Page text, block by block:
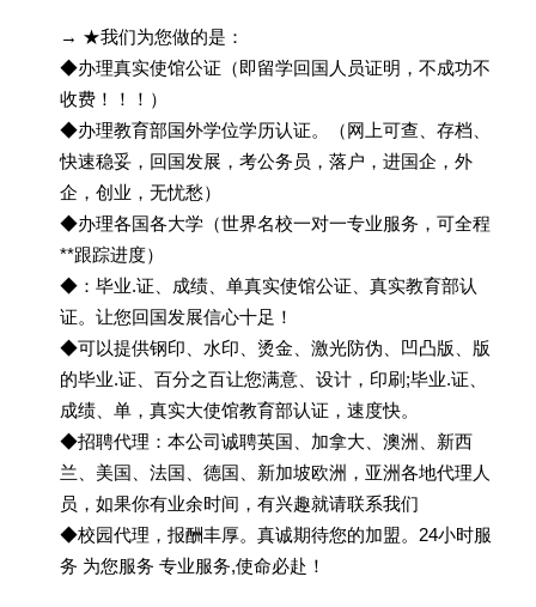
→ ★我们为您做的是：
◆办理真实使馆公证（即留学回国人员证明，不成功不
收费！！！）
◆办理教育部国外学位学历认证。（网上可查、存档、
快速稳妥，回国发展，考公务员，落户，进国企，外
企，创业，无忧愁）
◆办理各国各大学（世界名校一对一专业服务，可全程
**跟踪进度）
◆：毕业.证、成绩、单真实使馆公证、真实教育部认
证。让您回国发展信心十足！
◆可以提供钢印、水印、烫金、激光防伪、凹凸版、版
的毕业.证、百分之百让您满意、设计，印刷;毕业.证、
成绩、单，真实大使馆教育部认证，速度快。
◆招聘代理：本公司诚聘英国、加拿大、澳洲、新西
兰、美国、法国、德国、新加坡欧洲，亚洲各地代理人
员，如果你有业余时间，有兴趣就请联系我们
◆校园代理，报酬丰厚。真诚期待您的加盟。24小时服
务 为您服务 专业服务,使命必赴！